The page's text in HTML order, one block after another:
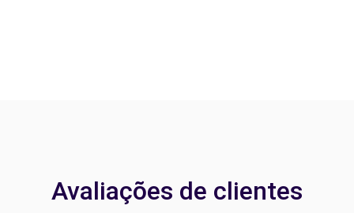
Avaliações de clientes